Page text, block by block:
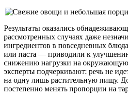
Результаты оказались
рассмотренных случаях даже
ингредиентов в повседневных
или паста — приводили к
снижению нагрузки на
эксперты подчеркивают: речь не
на одну лишь растительную пищу.
постепенно менять пропорции на